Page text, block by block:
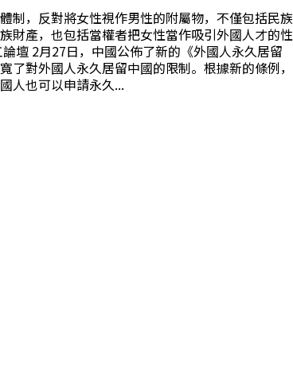
制，反對將女性視作男性的附屬物，不僅包括民族
財產，也包括當權者把女性當作吸引外國人才的性
了對外國人永久居留中國的限制。根據新的條例，
人也可以申請永久...